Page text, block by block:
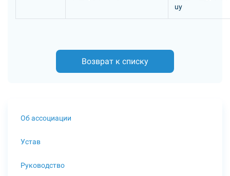
uy
Возврат к списку
Об ассоциации
Устав
Руководство